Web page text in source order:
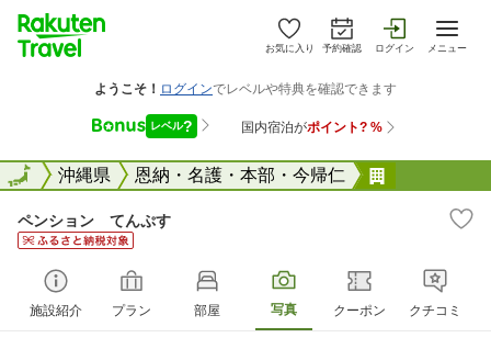
お気に入り 予約確認 ログイン メニュー
全国沖縄県 恩納・名護・本部・今帰仁
全国
ペンション てんぷす
施設紹介 プラン 部屋 写真 クーポン クチコミ